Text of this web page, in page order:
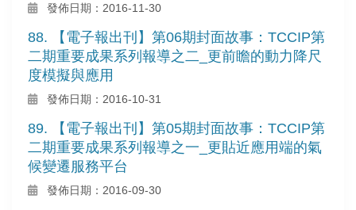
發佈日期：2016-11-30
88. 【電子報出刊】第06期封面故事：TCCIP第
二期重要成果系列報導之二_更前瞻的動力降尺
度模擬與應用
發佈日期：2016-10-31
89. 【電子報出刊】第05期封面故事：TCCIP第
二期重要成果系列報導之一_更貼近應用端的氣
候變遷服務平台
發佈日期：2016-09-30